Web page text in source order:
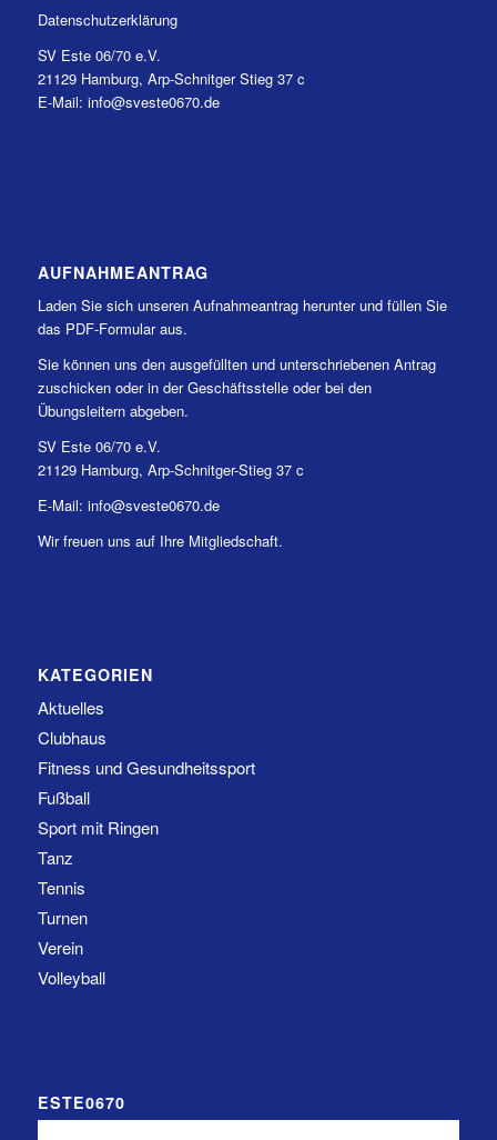
Datenschutzerklärung
SV Este 06/70 e.V.
21129 Hamburg, Arp-Schnitger Stieg 37 c
E-Mail: info@sveste0670.de
AUFNAHMEANTRAG
Laden Sie sich unseren Aufnahmeantrag herunter und füllen Sie
das PDF-Formular aus.
Sie können uns den ausgefüllten und unterschriebenen Antrag
zuschicken oder in der Geschäftsstelle oder bei den
Übungsleitern abgeben.
SV Este 06/70 e.V.
21129 Hamburg, Arp-Schnitger-Stieg 37 c
E-Mail: info@sveste0670.de
Wir freuen uns auf Ihre Mitgliedschaft.
KATEGORIEN
Aktuelles
Clubhaus
Fitness und Gesundheitssport
Fußball
Sport mit Ringen
Tanz
Tennis
Turnen
Verein
Volleyball
ESTE0670